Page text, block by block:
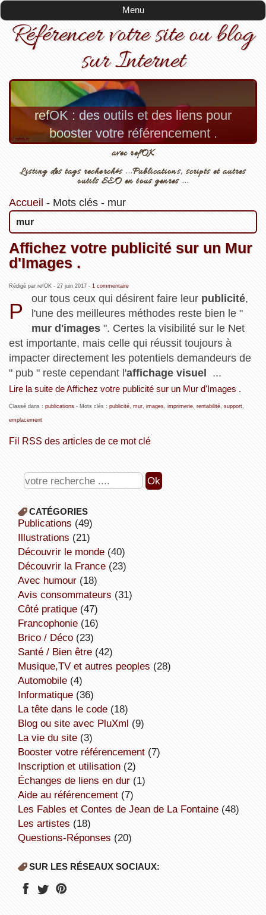
Menu
Référencer votre site ou blog
sur Internet
refOK : des outils et des liens pour
booster votre référencement .
avec refOK
Listing des tags recherchés ...Publications, scripts et autres
outils SEO en tous genres ...
Accueil - Mots clés- mur
mur
Affichez votre publicité sur un Mur
d'Images .
Rédigé par refOK - 27 juin 2017- 1 commentaire
P
our tous ceux qui désirent faire leur publicité,
l'une des meilleures méthodes reste bien le "
mur d'images ". Certes la visibilité sur le Net
est importante, mais celle qui réussit toujours à
impacter directement les potentiels demandeurs de
" pub " reste cependant l'affichage visuel ...
Lire la suite de Affichez votre publicité sur un Mur d'Images .
Classé dans : publications- Mots clés : publicité, mur, images, imprimerie, rentabilité, support,
emplacement
Fil RSS des articles de ce mot clé
CATÉGORIES
publications (49)
illustrations (21)
découvrir le monde(40)
découvrir la France(23)
avec humour(18)
avis consommateurs (31)
côté pratique(47)
Francophonie(16)
Brico / Déco(23)
Santé / Bien être(42)
Musique,TV et autres peoples (28)
Automobile(4)
informatique(36)
la tête dans le code(18)
Blog ou site avec PluXml (9)
la vie du site(3)
booster votre référencement(7)
inscription et utilisation(2)
échanges de liens en dur(1)
aide au référencement(7)
Les Fables et Contes de Jean de La Fontaine(48)
Les artistes (18)
Questions-Réponses (20)
SUR LES RÉSEAUX SOCIAUX: